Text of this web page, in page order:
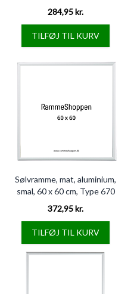
284,95 kr.
TILFØJ TIL KURV
Sølvramme, mat, aluminium,
smal, 60 x 60 cm, Type 670
372,95 kr.
TILFØJ TIL KURV